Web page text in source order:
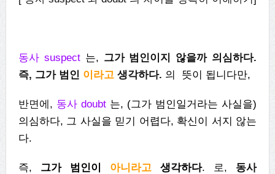
동사 suspect 는, 그가 범인이지 않을까 의심하다.
즉, 그가 범인 이라고 생각하다. 의 뜻이 됩니다만,
반면에, 동사 doubt 는, (그가 범인일거라는 사실을)
의심하다, 그 사실을 믿기 어렵다, 확신이 서지 않는
다.
즉, 그가 범인이 아니라고 생각하다. 로, 동사